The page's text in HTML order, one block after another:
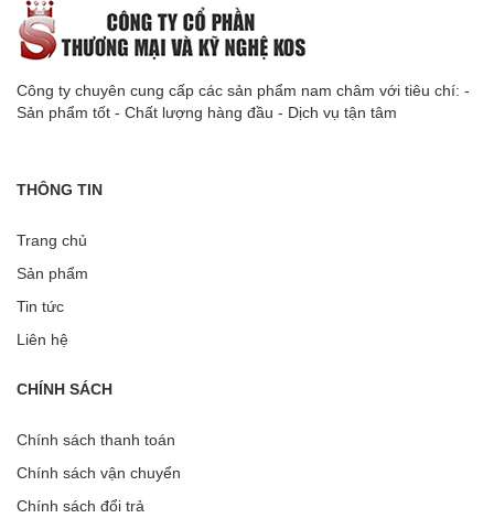
Công ty chuyên cung cấp các sản phẩm nam châm với tiêu chí: -
Sản phẩm tốt - Chất lượng hàng đầu - Dịch vụ tận tâm
THÔNG TIN
Trang chủ
Sản phẩm
Tin tức
Liên hệ
CHÍNH SÁCH
Chính sách thanh toán
Chính sách vận chuyển
Chính sách đổi trả